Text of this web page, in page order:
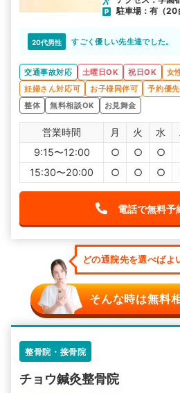
駐車場：有（20
20代男性 すごく優しい先生達でした。
交通事故対応 土曜日OK 祝日OK
女
妊婦さん対応可
お子様同伴可 予約優先
整体
無料相談OK お見舞金
営業時間 月 火 水
9:15〜12:00
○ ○ ○
15:30〜20:00
○ ○ ○
電話で無料予
どの通院先を選べばよ
そんな時は無料
整骨院・接骨院
チョウ鍼灸整骨院